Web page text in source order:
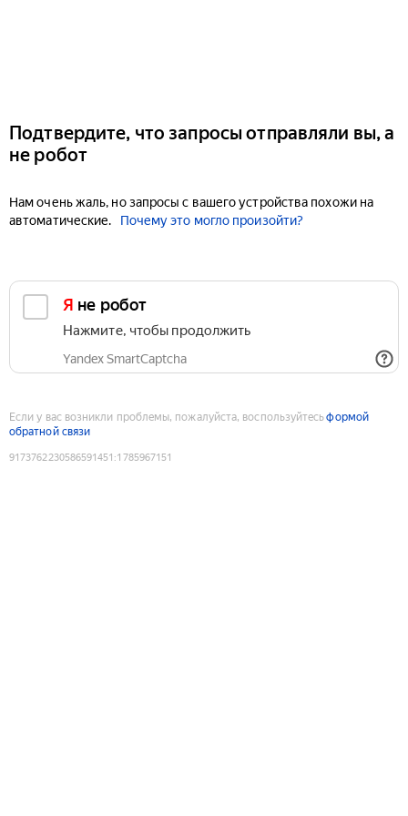
Подтвердите, что запросы отправляли вы, а
не робот
Нам очень жаль, но запросы с вашего устройства похожи на
автоматические.
Почему это могло произойти?
Я не робот
Нажмите, чтобы продолжить
Yandex SmartCaptcha
Если у вас возникли проблемы, пожалуйста, воспользуйтесьформой
обратной связи
9173762230586591451 :1785967151